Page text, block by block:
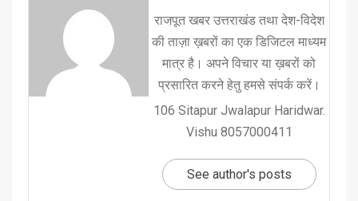
राजपूत खबर उत्तराखंड तथा देश-विदेश
की ताज़ा ख़बरों का एक डिजिटल माध्यम
मात्र है। अपने विचार या ख़बरों को
प्रसारित करने हेतु हमसे संपर्क करें।
106 Sitapur Jwalapur Haridwar.
Vishu 8057000411
See author's posts